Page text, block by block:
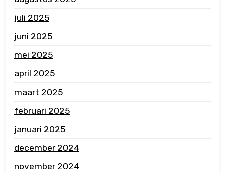
juli 2025
juni 2025
mei 2025
april 2025
maart 2025
februari 2025
januari 2025
december 2024
november 2024